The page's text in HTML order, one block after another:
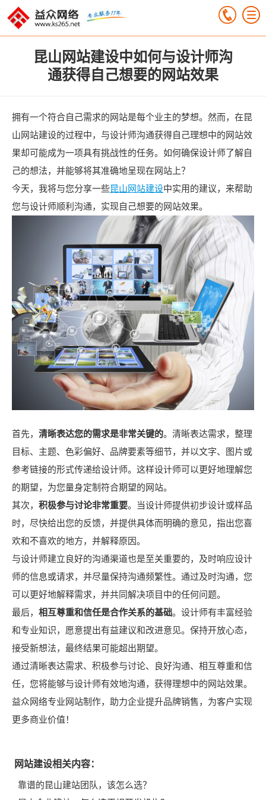
昆山网站建设中如何与设计师沟
通获得自己想要的网站效果
拥有一个符合自己需求的网站是每个业主的梦想。然而，在昆
山网站建设的过程中，与设计师沟通获得自己理想中的网站效
果却可能成为一项具有挑战性的任务。如何确保设计师了解自
己的想法，并能够将其准确地呈现在网站上？
今天，我将与您分享一些昆山网站建设中实用的建议，来帮助
您与设计师顺利沟通，实现自己想要的网站效果。
首先， 清晰表达您的需求是非常关键的。清晰表达需求，整理
目标、主题、色彩偏好、品牌要素等细节，并以文字、图片或
参考链接的形式传递给设计师。这样设计师可以更好地理解您
的期望，为您量身定制符合期望的网站。
其次， 积极参与讨论非常重要。当设计师提供初步设计或样品
时，尽快给出您的反馈，并提供具体而明确的意见，指出您喜
欢和不喜欢的地方，并解释原因。
与设计师建立良好的沟通渠道也是至关重要的，及时响应设计
师的信息或请求，并尽量保持沟通频繁性。通过及时沟通，您
可以更好地解释需求，并共同解决项目中的任何问题。
最后， 相互尊重和信任是合作关系的基础。设计师有丰富经验
和专业知识，愿意提出有益建议和改进意见。保持开放心态，
接受新想法，最终结果可能超出期望。
通过清晰表达需求、积极参与讨论、良好沟通、相互尊重和信
任，您将能够与设计师有效地沟通，获得理想中的网站效果。
益众网络专业网站制作，助力企业提升品牌销售，为客户实现
更多商业价值！
网站建设相关内容：
靠谱的昆山建站团队，该怎么选？